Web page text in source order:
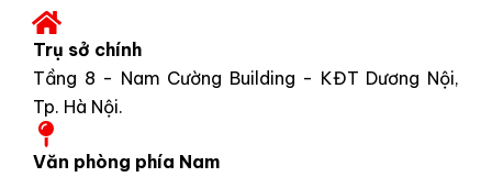
Trụ sở chính
Tầng 8 - Nam Cường Building - KĐT Dương Nội,
Tp. Hà Nội.
Văn phòng phía Nam